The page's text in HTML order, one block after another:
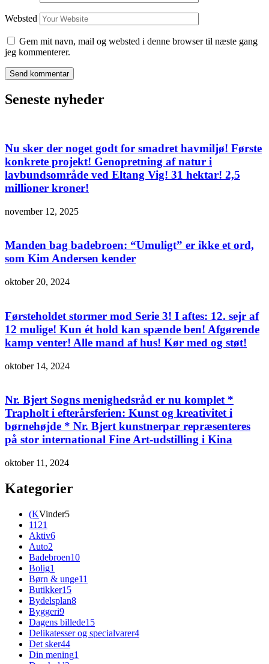
Websted
Gem mit navn, mail og websted i denne browser til næste gang
jeg kommenterer.
Seneste nyheder
Nu sker der noget godt for smadret havmiljø! Første
konkrete projekt! Genopretning af natur i
lavbundsområde ved Eltang Vig! 31 hektar! 2,5
millioner kroner!
november 12, 2025
Manden bag badebroen: “Umuligt” er ikke et ord,
som Kim Andersen kender
oktober 20, 2024
Førsteholdet stormer mod Serie 3! I aftes: 12. sejr af
12 mulige! Kun ét hold kan spænde ben! Afgørende
kamp venter! Alle mand af hus! Kør med og støt!
oktober 14, 2024
Nr. Bjert Sogns menighedsråd er nu komplet *
Trapholt i efterårsferien: Kunst og kreativitet i
børnehøjde * Nr. Bjert kunstnerpar repræsenteres
på stor international Fine Art-udstilling i Kina
oktober 11, 2024
Kategorier
(KVinder5
1121
Aktiv6
Auto2
Badebroen10
Bolig1
Børn & unge11
Butikker15
Bydelsplan8
Byggeri9
Dagens billede15
Delikatesser og specialvarer4
Det sker44
Din mening1